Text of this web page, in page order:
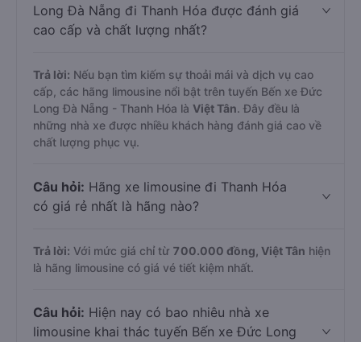
Long Đà Nẵng đi Thanh Hóa được đánh giá
cao cấp và chất lượng nhất?
Trả lời: Nếu bạn tìm kiếm sự thoải mái và dịch vụ cao
cấp, các hãng limousine nổi bật trên tuyến Bến xe Đức
Long Đà Nẵng - Thanh Hóa là Việt Tân. Đây đều là
những nhà xe được nhiều khách hàng đánh giá cao về
chất lượng phục vụ.
Câu hỏi: Hãng xe limousine đi Thanh Hóa
có giá rẻ nhất là hãng nào?
Trả lời: Với mức giá chỉ từ 700.000 đồng, Việt Tân hiện
là hãng limousine có giá vé tiết kiệm nhất.
Câu hỏi: Hiện nay có bao nhiêu nhà xe
limousine khai thác tuyến Bến xe Đức Long